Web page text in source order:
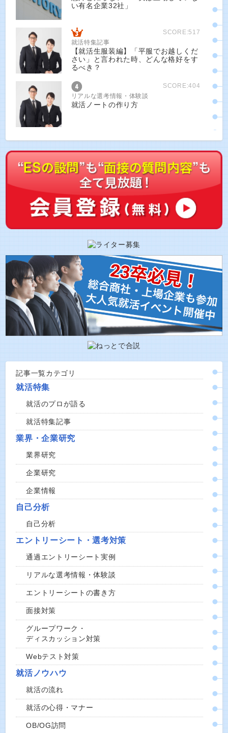
い有名企業32社」
SCORE:517
就活特集記事
【就活生服装編】「平服でお越しくだ
さい」と言われた時、どんな格好をす
るべき？
SCORE:404
リアルな選考情報・体験談
就活ノートの作り方
記事一覧カテゴリ
就活特集
就活のプロが語る
就活特集記事
業界・企業研究
業界研究
企業研究
企業情報
自己分析
自己分析
エントリーシート・選考対策
通過エントリーシート実例
リアルな選考情報・体験談
エントリーシートの書き方
面接対策
グループワーク・
ディスカッション対策
Webテスト対策
就活ノウハウ
就活の流れ
就活の心得・マナー
OB/OG訪問